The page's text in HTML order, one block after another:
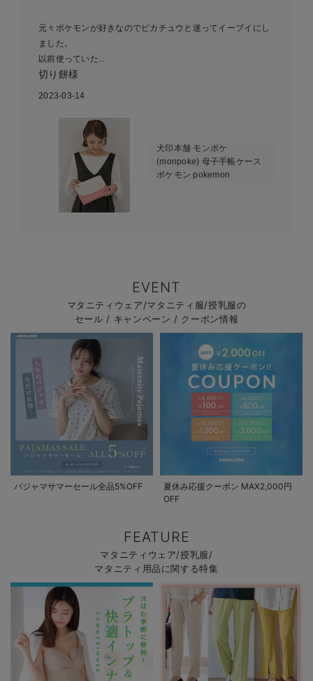
元々ポケモンが好きなのでピカチュウと迷ってイーブイにし
ました。
以前使っていた...
切り餅様
2023-03-14
犬印本舗 モンポケ
(monpoke) 母子手帳ケース
ポケモン pokemon
EVENT
マタニティウェア/マタニティ服/授乳服の
セール / キャンペーン / クーポン情報
パジャマサマーセール全品5%OFF
夏休み応援クーポン MAX2,000円
OFF
FEATURE
マタニティウェア/授乳服/
マタニティ用品に関する特集